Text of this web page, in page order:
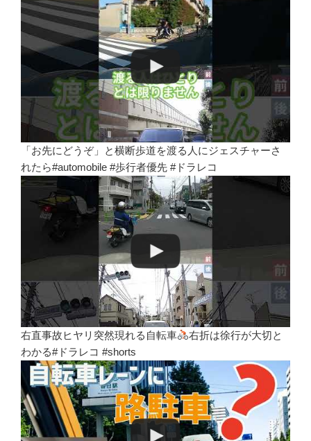
「お先にどうぞ」と横断歩道を渡る人にジェスチャーさ
れたら#automobile #歩行者優先 #ドラレコ
右直事故ヒヤリ突然現れる自転車
右折は徐行が大切と
わかる#ドラレコ #shorts